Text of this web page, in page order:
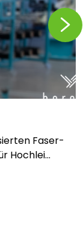
Faser-
Hochlei...